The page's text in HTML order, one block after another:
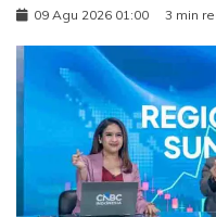
09 Agu 2026 01:00 3 min